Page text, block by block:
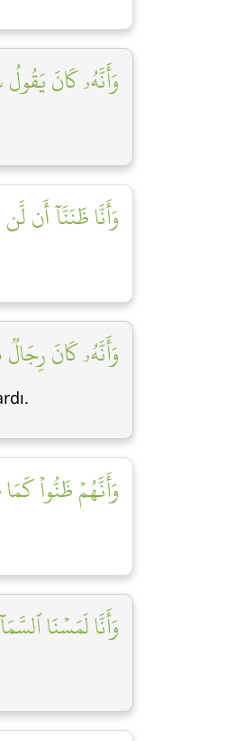
وَأَنَّهُۥ كَانَ
وَأَنَّا ظَنَنَّآ أَن
وَأَنَّهُۥ كَانَ
وَأَنَّهُمۡ ظَنُّواْ
وَأَنَّا لَمَسۡنَا